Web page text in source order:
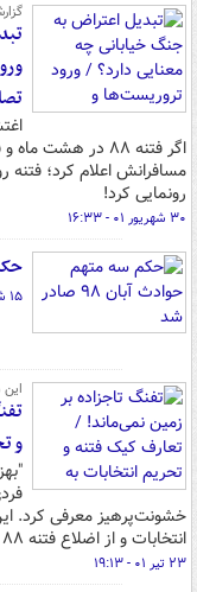
اگر فتنه ۸۸ در
مسافرانش اعلام کرد؛ فتنه
رونمایی کرد!
۳۰ شهریور ۰۱ - ۱۶:۳۳
۱۵ شهریور ۰۱ - ۱۱:۵۸
و
خشونت‌پرهیز معرفی کرد.
انتخابات و از اضلاع فتنه ۸۸ بوده است!
۲۳ تیر ۰۱ - ۱۹:۱۳